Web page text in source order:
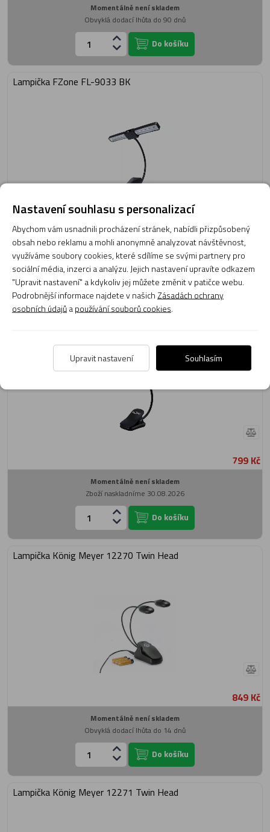
Momentálně není skladem
Obvyklá dodací lhůta do 90 dnů
Do košíku
Lampička FZone FL-9033 BK
690 Kč
Momentálně není skladem
Obvyklá dodací lhůta do 90 dnů
Do košíku
Lampička FZone P9 BK
799 Kč
Momentálně není skladem
Zboží naskladníme 30.08.2026
Do košíku
Lampička König Meyer 12270 Twin Head
849 Kč
Momentálně není skladem
Obvyklá dodací lhůta do 14 dnů
Do košíku
Lampička König Meyer 12271 Twin Head
Nastavení souhlasu s personalizací
Abychom vám usnadnili procházení stránek, nabídli přizpůsobený
obsah nebo reklamu a mohli anonymně analyzovat návštěvnost,
využíváme soubory cookies, které sdílíme se svými partnery pro
sociální média, inzerci a analýzu. Jejich nastavení upravíte odkazem
"Upravit nastavení" a kdykoliv jej můžete změnit v patičce webu.
Podrobnější informace najdete v našich Zásadách ochrany
osobních údajůapoužívání souborů cookies.
Upravit nastavení Souhlasím